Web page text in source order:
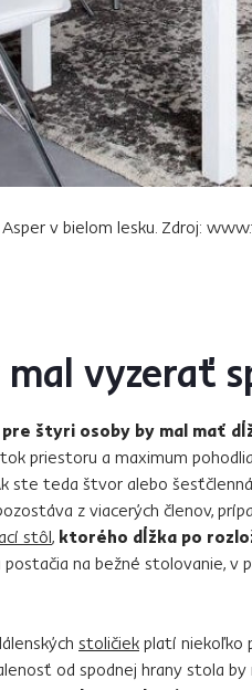
v bielom lesku. Zdroj:
mal vyzerať
pre štyri osoby by mal mať
priestoru a maximum
ste teda štvor alebo
z viacerých členov,
stôl, ktorého dĺžka po
na bežné stolovanie,
stoličiek platí niekoľko
od spodnej hrany stola